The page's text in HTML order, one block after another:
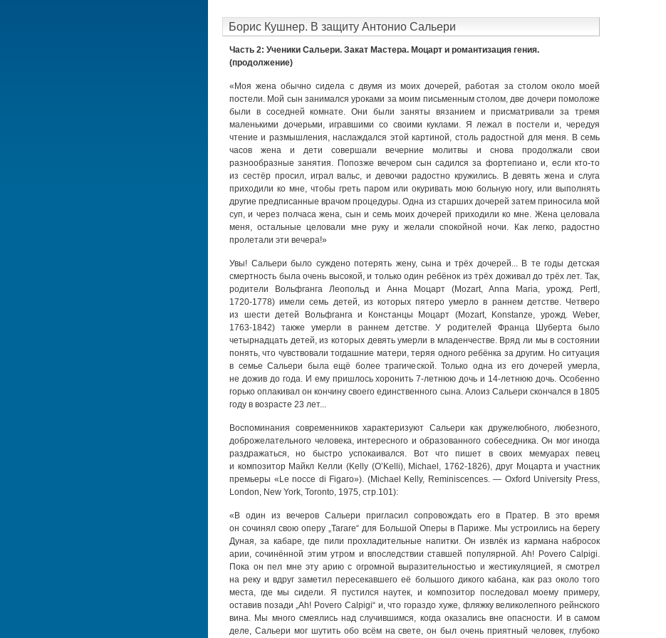
Борис Кушнер. В защиту Антонио Сальери
Часть 2: Ученики Сальери. Закат Мастера. Моцарт и романтизация гения.
(продолжение)
«Моя жена обычно сидела с двумя из моих дочерей, работая за столом около моей
постели. Мой сын занимался уроками за моим письменным столом, две дочери помоложе
были в соседней комнате. Они были заняты вязанием и присматривали за тремя
маленькими дочерьми, игравшими со своими куклами. Я лежал в постели и, чередуя
чтение и размышления, наслаждался этой картиной, столь радостной для меня. В семь
часов жена и дети совершали вечерние молитвы и снова продолжали свои
разнообразные занятия. Попозже вечером сын садился за фортепиано и, если кто-то
из сестёр просил, играл вальс, и девочки радостно кружились. В девять жена и слуга
приходили ко мне, чтобы греть паром или окуривать мою больную ногу, или выполнять
другие предписанные врачом процедуры. Одна из старших дочерей затем приносила мой
суп, и через полчаса жена, сын и семь моих дочерей приходили ко мне. Жена целовала
меня, остальные целовали мне руку и желали спокойной ночи. Как легко, радостно
пролетали эти вечера!»
Увы! Сальери было суждено потерять жену, сына и трёх дочерей... В те годы детская
смертность была очень высокой, и только один ребёнок из трёх доживал до трёх лет. Так,
родители Вольфганга Леопольд и Анна Моцарт (Mozart, Anna Maria, урожд. Pertl,
1720-1778) имели семь детей, из которых пятеро умерло в раннем детстве. Четверо
из шести детей Вольфганга и Констанцы Моцарт (Mozart, Konstanze, урожд. Weber,
1763-1842) также умерли в раннем детстве. У родителей Франца Шуберта было
четырнадцать детей, из которых девять умерли в младенчестве. Вряд ли мы в состоянии
понять, что чувствовали тогдашние матери, теряя одного ребёнка за другим. Но ситуация
в семье Сальери была ещё более трагической. Только одна из его дочерей умерла,
не дожив до года. И ему пришлось хоронить7-летнюю дочь и 14-летнюю дочь. Особенно
горько оплакивал он кончину своего единственного сына. Алоиз Сальери скончался в 1805
году в возрасте 23 лет...
Воспоминания современников характеризуют Сальери как дружелюбного, любезного,
доброжелательного человека, интересного и образованного собеседника. Он мог иногда
раздражаться, но быстро успокаивался. Вот что пишет в своих мемуарах певец
и композитор Майкл Келли (Kelly (O’Kelli), Michael, 1762-1826), друг Моцарта и участник
премьеры «Le nocce di Figaro»). (Michael Kelly, Reminiscences. — Oxford University Press,
London, New York, Toronto, 1975, стр.101):
«В один из вечеров Сальери пригласил сопровождать его в Пратер. В это время
он сочинял свою оперу „Tarare“ для Большой Оперы в Париже. Мы устроились на берегу
Дуная, за кабаре, где пили прохладительные напитки. Он извлёк из кармана набросок
арии, сочинённой этим утром и впоследствии ставшей популярной. Ah! Povero Calpigi.
Пока он пел мне эту арию с огромной выразительностью и жестикуляцией, я смотрел
на реку и вдруг заметил пересекавшего её большого дикого кабана, как раз около того
места, где мы сидели. Я пустился наутек, и композитор последовал моему примеру,
оставив позади „Ah! Povero Calpigi“ и, что гораздо хуже, фляжку великолепного рейнского
вина. Мы много смеялись над случившимся, когда оказались вне опасности. И в самом
деле, Сальери мог шутить обо всём на свете, он был очень приятный человек, глубоко